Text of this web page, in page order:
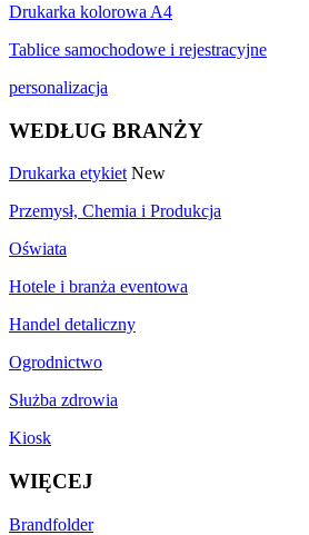
Drukarka kolorowa A4
Tablice samochodowe i rejestracyjne
personalizacja
WEDŁUG BRANŻY
Drukarka etykiet New
Przemysł, Chemia i Produkcja
Oświata
Hotele i branża eventowa
Handel detaliczny
Ogrodnictwo
Służba zdrowia
Kiosk
WIĘCEJ
Brandfolder